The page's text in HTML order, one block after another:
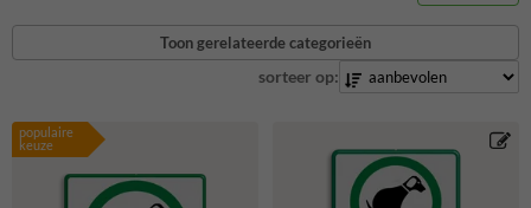
Toon gerelateerde categorieën
sorteer op:
populaire
keuze